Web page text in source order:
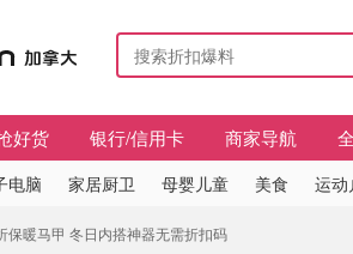
好货 银行/信用卡 商家导航
电脑 家居厨卫 母婴儿童 美食 运动
保暖马甲 冬日内搭神器无需折扣码